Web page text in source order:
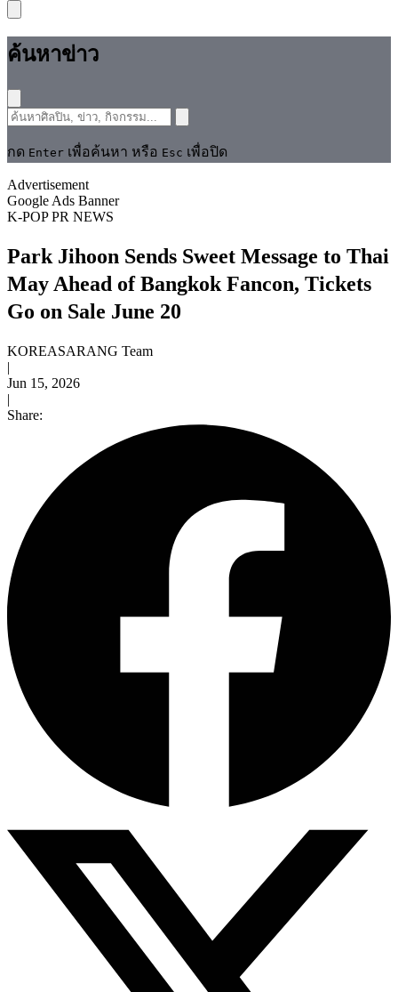
ค้นหาข่าว
กด Enter เพื่อค้นหา หรือ Esc เพื่อปิด
Advertisement
Google Ads Banner
K-POPPR NEWS
Park Jihoon Sends Sweet Message to Thai
May Ahead of Bangkok Fancon, Tickets
Go on Sale June 20
KOREASARANG Team
|
Jun 15, 2026
|
Share: